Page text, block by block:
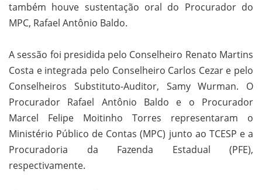
também houve sustentação oral do Procurador do
MPC, Rafael Antônio Baldo.
A sessão foi presidida pelo Conselheiro Renato Martins
Costa e integrada pelo Conselheiro Carlos Cezar e pelo
Conselheiros Substituto-Auditor, Samy Wurman. O
Procurador Rafael Antônio Baldo e o Procurador
Marcel Felipe Moitinho Torres representaram o
Ministério Público de Contas (MPC) junto ao TCESP e a
Procuradoria da Fazenda Estadual (PFE),
respectivamente.